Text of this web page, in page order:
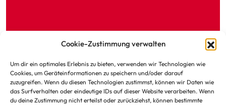
Cookie-Zustimmung verwalten
Um dir ein optimales Erlebnis zu bieten, verwenden wir Technologien wie
Cookies, um Geräteinformationen zu speichern und/oder darauf
zuzugreifen. Wenn du diesen Technologien zustimmst, können wir Daten wie
das Surfverhalten oder eindeutige IDs auf dieser Website verarbeiten. Wenn
du deine Zustimmung nicht erteilst oder zurückziehst, können bestimmte